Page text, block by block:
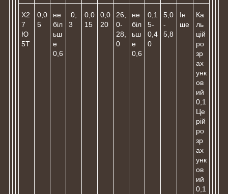
Х2
7
Ю
5Т
0,0
5
не
біл
ьш
е
0,6
0,
3
0,0
15
0,0
20
26,
0-
28,
0
не
біл
ьш
е
0,6
0,1
5-
0,4
0
5,0
-
5,8
Ін
ше
Ка
ль
цій
ро
зр
ах
унк
ов
ий
0,1
Це
рій
ро
зр
ах
унк
ов
ий
0,1